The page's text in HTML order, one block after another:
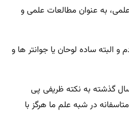
به عنوان مطالعات علمی و
و البته ساده لوحان یا جوانتر ها و
گذشته به نکته ظریفی پی
در شبه علم ما هرگز با